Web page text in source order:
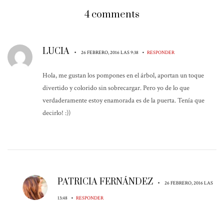
4 comments
LUCIA • 26 FEBRERO, 2016 LAS 9:38 • RESPONDER
Hola, me gustan los pompones en el árbol, aportan un toque
divertido y colorido sin sobrecargar. Pero yo de lo que
verdaderamente estoy enamorada es de la puerta. Tenía que
decirlo! :))
PATRICIA FERNÁNDEZ • 26 FEBRERO, 2016 LAS
13:48 • RESPONDER